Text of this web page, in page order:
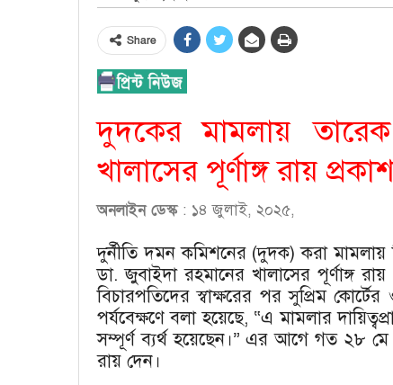
Share
দুদকের মামলায়
খালাসের পূর্ণাঙ্গ রায় প্রকাশ
অনলাইন ডেস্ক : ১৪ জুলাই, ২০২৫,
দুর্নীতি দমন কমিশনের (দুদক) করা মামলায়
ডা. জুবাইদা রহমানের খালাসের পূর্ণাঙ্গ
বিচারপতিদের স্বাক্ষরের পর সুপ্রিম
পর্যবেক্ষণে বলা হয়েছে, “এ মামলার
সম্পূর্ণ ব্যর্থ হয়েছেন।” এর আগে গত ২৮
রায় দেন।